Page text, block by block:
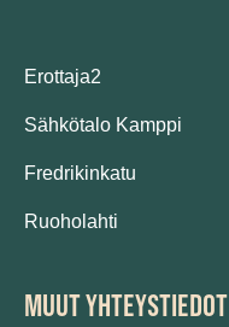
Erottaja2
Sähkötalo Kamppi
Fredrikinkatu
Ruoholahti
MUUT YHTEYSTIEDOT